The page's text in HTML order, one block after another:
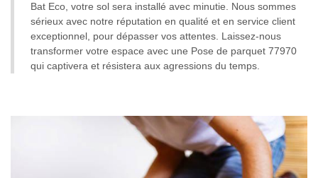
Bat Eco, votre sol sera installé avec minutie. Nous sommes
sérieux avec notre réputation en qualité et en service client
exceptionnel, pour dépasser vos attentes. Laissez-nous
transformer votre espace avec une Pose de parquet 77970
qui captivera et résistera aux agressions du temps.